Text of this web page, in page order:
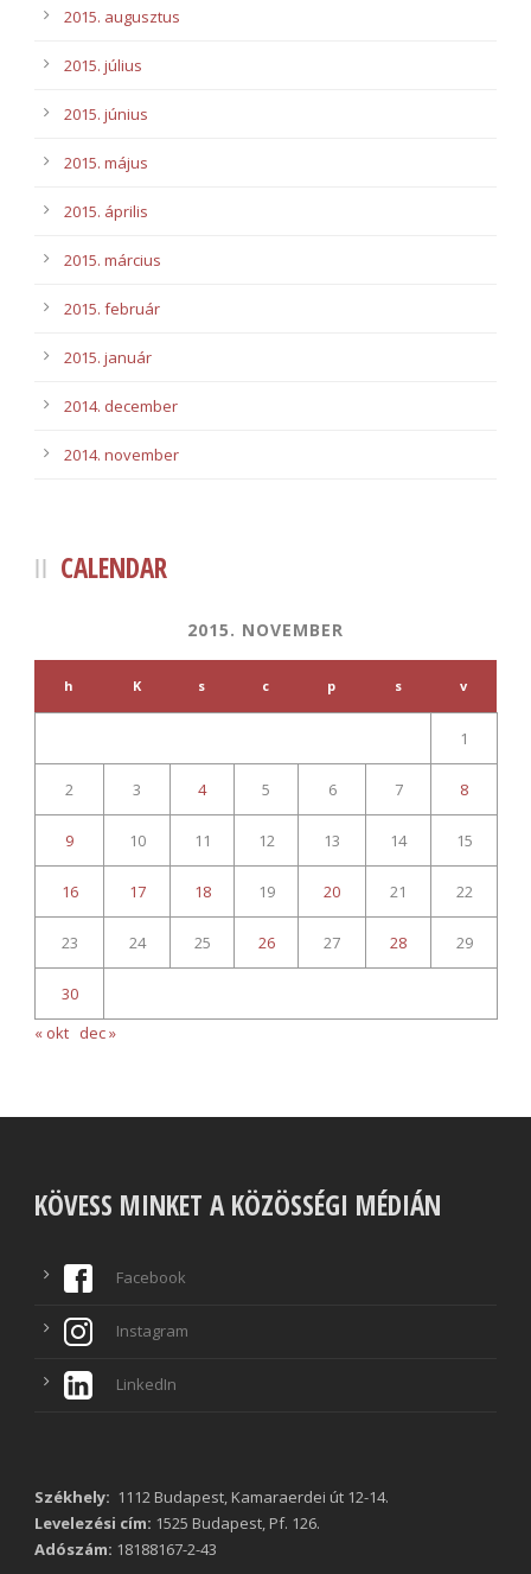
2015. augusztus
2015. július
2015. június
2015. május
2015. április
2015. március
2015. február
2015. január
2014. december
2014. november
CALENDAR
2015. NOVEMBER
h K s c p s v
1
2 3 4 5 6 7 8
9 10 11 12 13 14 15
16 17 18 19 20 21 22
23 24 25 26 27 28 29
30
« okt dec »
KÖVESS MINKET A KÖZÖSSÉGI MÉDIÁN
Facebook
Instagram
LinkedIn
Székhely: 1112 Budapest, Kamaraerdei út 12-14.
Levelezési cím: 1525 Budapest, Pf. 126.
Adószám: 18188167-2-43